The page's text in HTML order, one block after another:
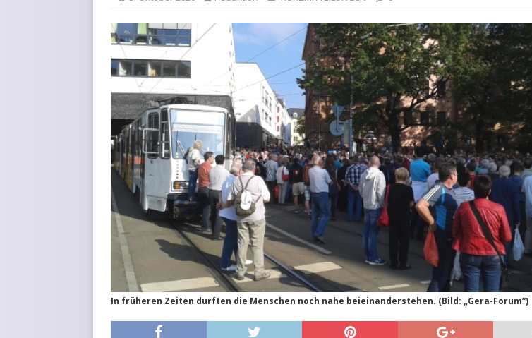
In früheren Zeiten durften die Menschen noch nahe beieinanderstehen. (Bild: „Gera-Forum”)